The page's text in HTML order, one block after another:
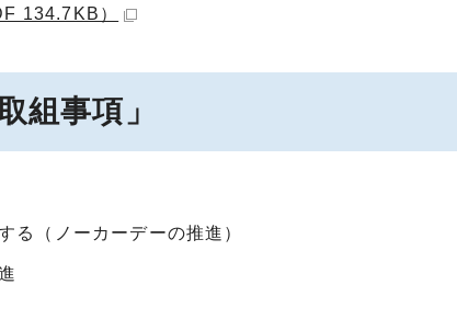
134.7KB）
組事項」
る（ノーカーデーの推進）